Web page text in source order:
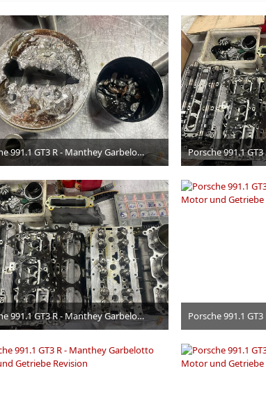
Porsche 991.1 GT3 R - Manthey Garbelotto Motor und Getriebe Revision
24. Juni 2026
Porsche 991.1 GT3 R - Manthey Garbelotto Motor und Getriebe Revision
24. Juni 2026